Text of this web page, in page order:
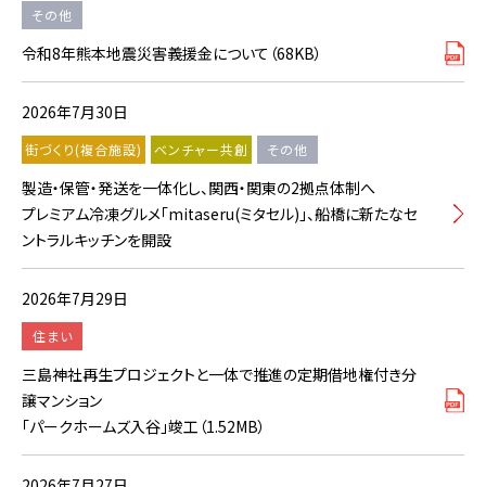
その他
令和8年熊本地震災害義援金について（68KB）
2026年7月30日
街づくり(複合施設) ベンチャー共創 その他
製造・保管・発送を一体化し、関西・関東の2拠点体制へ
プレミアム冷凍グルメ「mitaseru(ミタセル)」、船橋に新たなセ
ントラルキッチンを開設
2026年7月29日
住まい
三島神社再生プロジェクトと一体で推進の定期借地権付き分
譲マンション
「パークホームズ入谷」竣工（1.52MB）